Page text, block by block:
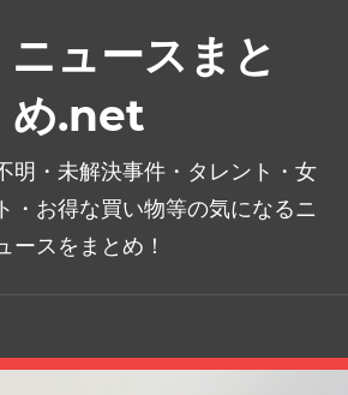
ュースまと
め.net
明・未解決事件・タレント・女
・お得な買い物等の気になるニ
ースをまとめ！